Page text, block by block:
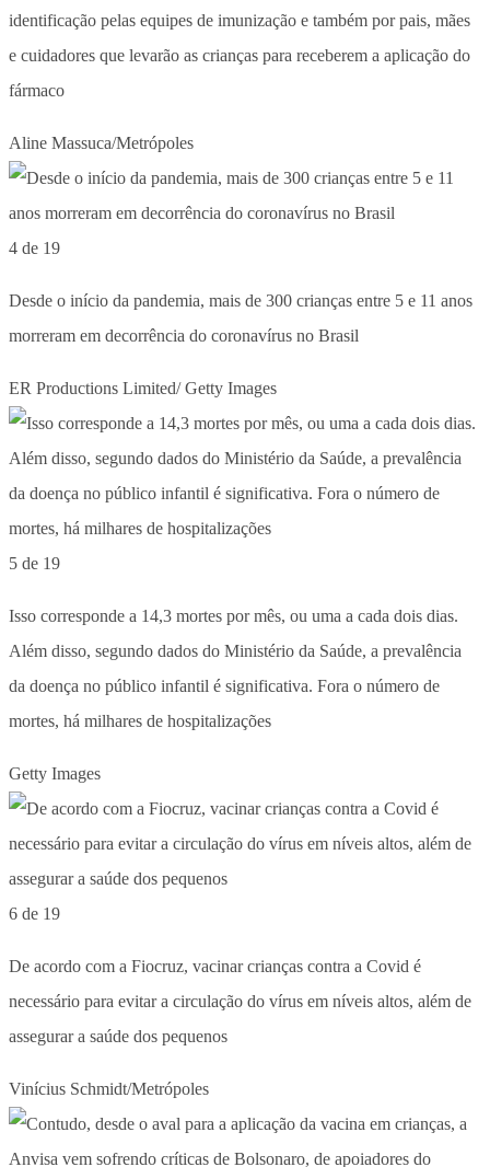
identificação pelas equipes de imunização e também por pais, mães
e cuidadores que levarão as crianças para receberem a aplicação do
fármaco
Aline Massuca/Metrópoles
4 de 19
Desde o início da pandemia, mais de 300 crianças entre 5 e 11 anos
morreram em decorrência do coronavírus no Brasil
ER Productions Limited/ Getty Images
5 de 19
Isso corresponde a 14,3 mortes por mês, ou uma a cada dois dias.
Além disso, segundo dados do Ministério da Saúde, a prevalência
da doença no público infantil é significativa. Fora o número de
mortes, há milhares de hospitalizações
Getty Images
6 de 19
De acordo com a Fiocruz, vacinar crianças contra a Covid é
necessário para evitar a circulação do vírus em níveis altos, além de
assegurar a saúde dos pequenos
Vinícius Schmidt/Metrópoles